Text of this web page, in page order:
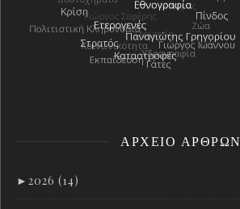
ΑΡΧΕΊΟ ΑΡΘΡΩΝ
► 2026 (14)